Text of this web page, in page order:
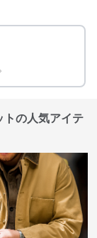
トの人気アイテ